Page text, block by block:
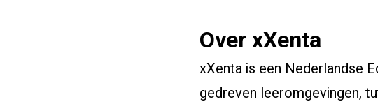
Over xXenta
xXenta is een Nederlandse
gedreven leeromgevingen,